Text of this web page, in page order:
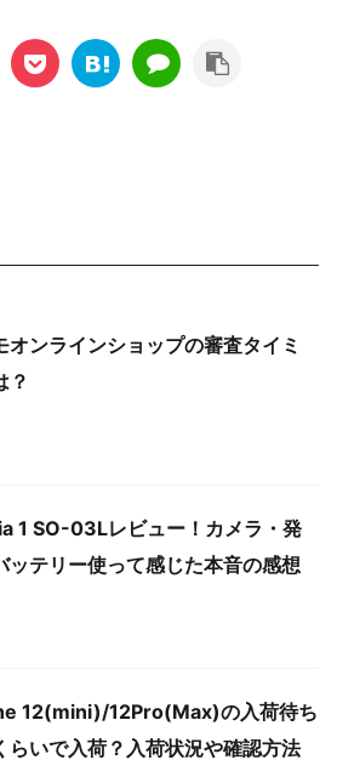
オンラインショップの審査タイミ
？
1 SO-03Lレビュー！カメラ・発
ッテリー使って感じた本音の感想
12(mini)/12Pro(Max)の入荷待ち
らいで入荷？入荷状況や確認方法